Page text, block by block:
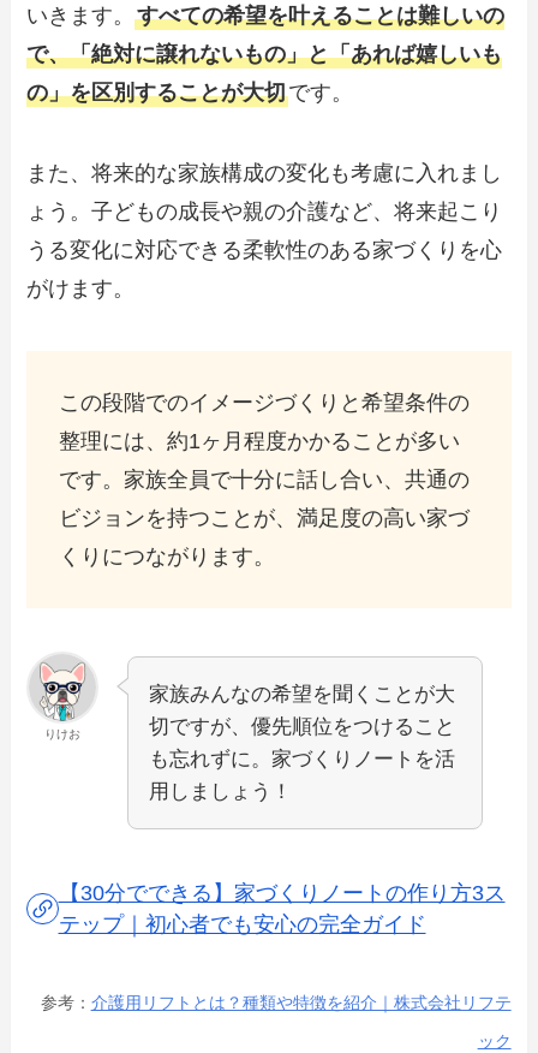
いきます。すべての希望を叶えることは難しいの
で、「絶対に譲れないもの」と「あれば嬉しいも
の」を区別することが大切です。
また、将来的な家族構成の変化も考慮に入れまし
ょう。子どもの成長や親の介護など、将来起こり
うる変化に対応できる柔軟性のある家づくりを心
がけます。
この段階でのイメージづくりと希望条件の
整理には、約1ヶ月程度かかることが多い
です。家族全員で十分に話し合い、共通の
ビジョンを持つことが、満足度の高い家づ
くりにつながります。
りけお
家族みんなの希望を聞くことが大
切ですが、優先順位をつけること
も忘れずに。家づくりノートを活
用しましょう！
【30分でできる】家づくりノートの作り方3ス
テップ｜初心者でも安心の完全ガイド
参考： 介護用リフトとは？種類や特徴を紹介｜株式会社リフテ
ック